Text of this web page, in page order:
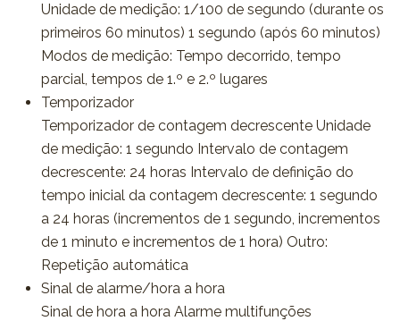
Unidade de medição: 1/100 de segundo (durante os
primeiros 60 minutos) 1 segundo (após 60 minutos)
Modos de medição: Tempo decorrido, tempo
parcial, tempos de 1.º e 2.º lugares
Temporizador
Temporizador de contagem decrescente Unidade
de medição: 1 segundo Intervalo de contagem
decrescente: 24 horas Intervalo de definição do
tempo inicial da contagem decrescente: 1 segundo
a 24 horas (incrementos de 1 segundo, incrementos
de 1 minuto e incrementos de 1 hora) Outro:
Repetição automática
Sinal de alarme/hora a hora
Sinal de hora a hora Alarme multifunções